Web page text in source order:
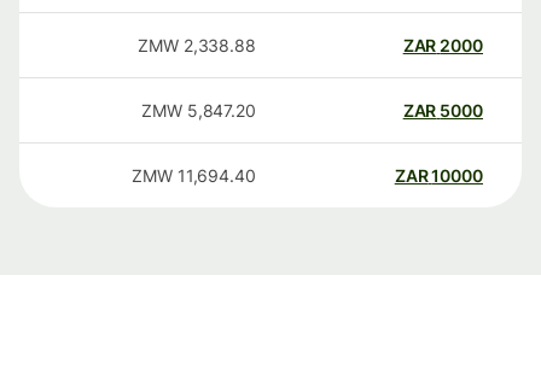
2000
ZAR
2,338.88
ZMW
5000
ZAR
5,847.20
ZMW
10000
ZAR
11,694.40
ZMW